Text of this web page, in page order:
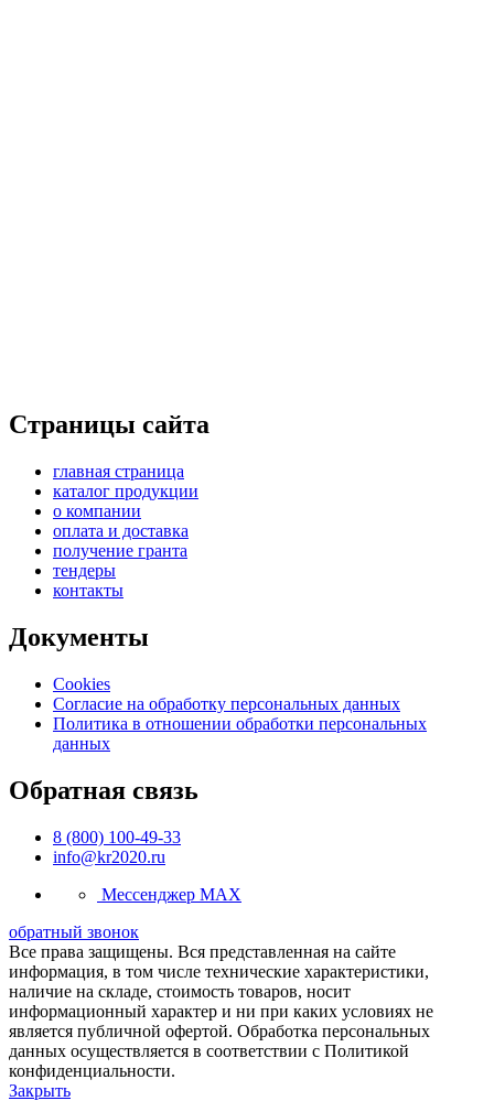
Страницы сайта
главная страница
каталог продукции
о компании
оплата и доставка
получение гранта
тендеры
контакты
Документы
Cookies
Согласие на обработку персональных данных
Политика в отношении обработки персональных
данных
Обратная связь
8 (800) 100-49-33
info@kr2020.ru
Мессенджер MAX
обратный звонок
Все права защищены. Вся представленная на сайте
информация, в том числе технические характеристики,
наличие на складе, стоимость товаров, носит
информационный характер и ни при каких условиях не
является публичной офертой. Обработка персональных
данных осуществляется в соответствии с Политикой
конфиденциальности.
Закрыть